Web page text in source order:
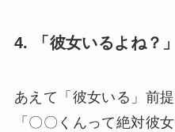
4. 「彼女いるよね？
あえて「彼女いる」前
「〇〇くんって絶対彼